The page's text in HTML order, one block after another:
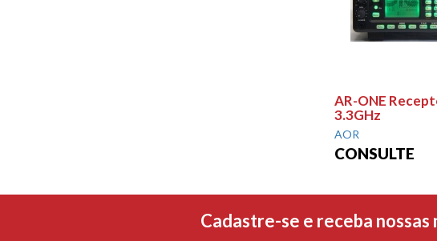
AR-ONE
3.3GHz
AOR
CONSULTE
Cadastre-se e receba